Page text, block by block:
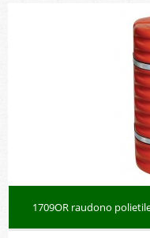
1709OR raudono